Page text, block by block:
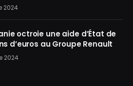
2024
octroie une aide d’État de
d’euros au Groupe Renault
2024